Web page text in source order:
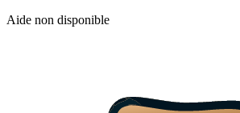
Aide non disponible